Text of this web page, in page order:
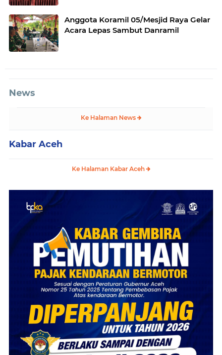
Anggota Koramil 05/Mesjid Raya Gelar
Acara Lepas Sambut Danramil
News
Ke Halaman News
Kabar Aceh
Ke Halaman Kabar Aceh